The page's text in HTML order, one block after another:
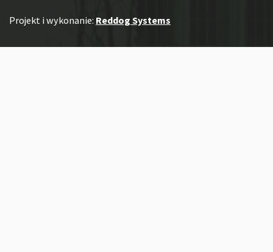
Projekt i wykonanie: Reddog Systems